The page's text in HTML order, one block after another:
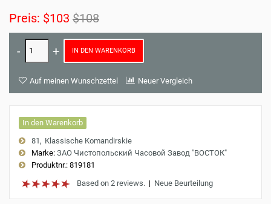
Preis: $103 $108
IN DEN WARENKORB
Auf meinen Wunschzettel Neuer Vergleich
In den Warenkorb
81
Klassische Komandirskie
Marke: ЗАО Чистопольский Часовой Завод "ВОСТОК"
Produktnr.: 819181
Based on 2 reviews. | Neue Beurteilung